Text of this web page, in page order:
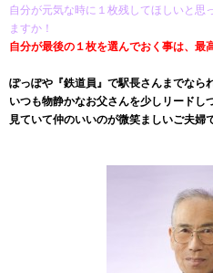
自分が元気な時に１枚残してほしいと
ますか！
自分が最後の１枚を選んでおく事は、最
ぽっぽや『鉄道員』で駅長さんまでなら
いつも物静かなお父さんを少しリードし
見ていて仲のいいのが微笑ましいご夫婦